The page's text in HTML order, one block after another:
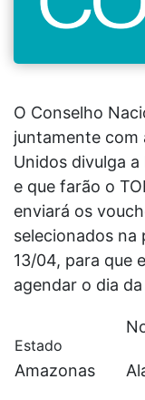
O Conselho
juntamente com
Unidos divulga
e que farão o
enviará os
selecionados
13/04, para que
agendar o dia
Estado
Amazonas